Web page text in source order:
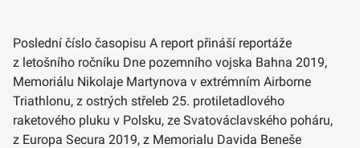
Poslední číslo časopisu A report přináší reportáže
z letošního ročníku Dne pozemního vojska Bahna 2019,
Memoriálu Nikolaje Martynova v extrémním Airborne
Triathlonu, z ostrých střeleb 25. protiletadlového
raketového pluku v Polsku, ze Svatováclavského poháru,
z Europa Secura 2019, z Memorialu Davida Beneše